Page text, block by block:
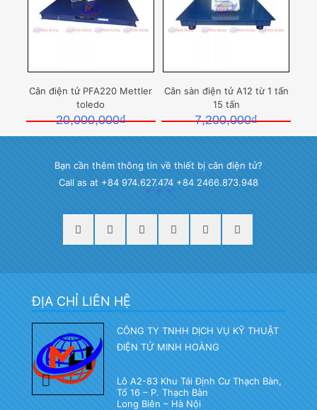
Cân điện tử PFA220 Mettler
toledo
20,000,000₫
Cân sàn điện tử A12 từ 1 tấn
15 tấn
7,200,000₫
Bạn cần thêm thông tin về thiết bị cân điện tử?
Call as at +84 974.627.474 +84 2466.873.948
ĐỊA CHỈ LIÊN HỆ
CÔNG TY TNHH DỊCH VỤ KỸ THUẬT
ĐIỆN TỬ MINH HOÀNG
Lô A2-83 Khu Tái Định Cư Thạch Bàn,
Tổ 16 – P. Thạch Bàn
Long Biên – Hà Nội